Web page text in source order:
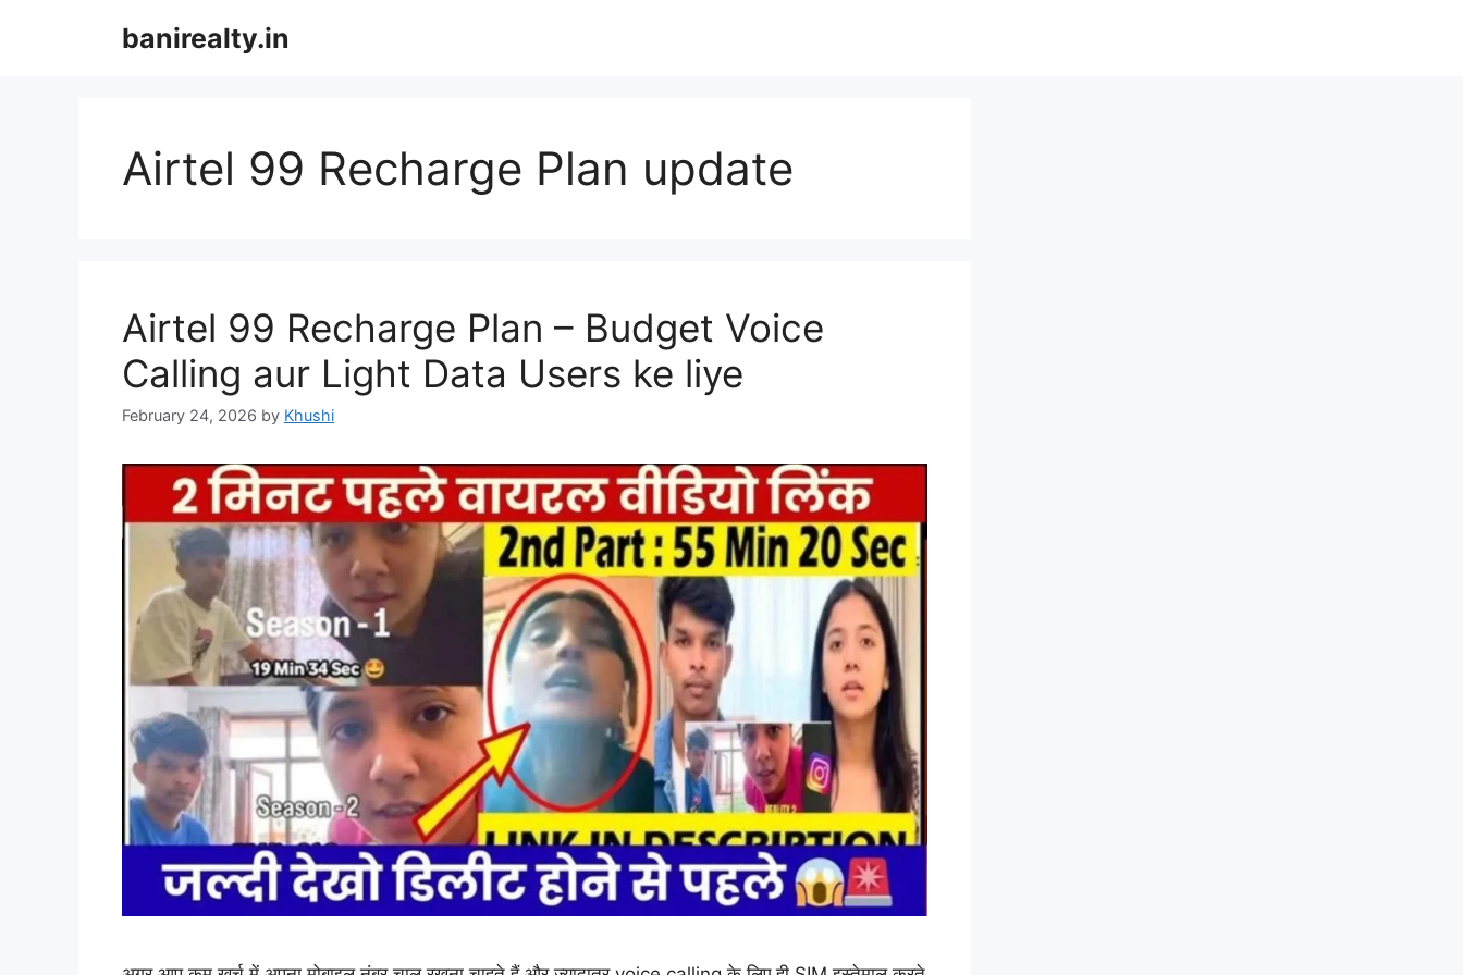
banirealty.in
Airtel 99 Recharge Plan update
Airtel 99 Recharge Plan – Budget Voice
Calling aur Light Data Users ke liye
February 24, 2026 by Khushi